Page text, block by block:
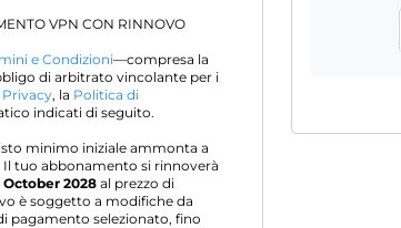
VPN CON RINNOVO
e Condizioni—compresa la
di arbitrato vincolante per i
, la Politica di
indicati di seguito.
minimo iniziale ammonta a
Il tuo abbonamento si rinnoverà
October 2028 al prezzo di
è soggetto a modifiche da
pagamento selezionato, fino